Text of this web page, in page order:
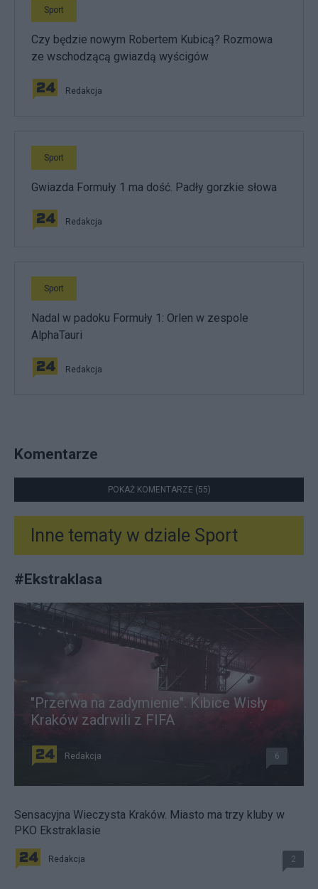
Sport
Czy będzie nowym Robertem Kubicą? Rozmowa
ze wschodzącą gwiazdą wyścigów
Redakcja
Sport
Gwiazda Formuły 1 ma dość. Padły gorzkie słowa
Redakcja
Sport
Nadal w padoku Formuły 1: Orlen w zespole
AlphaTauri
Redakcja
Komentarze
POKAŻ KOMENTARZE (55)
Inne tematy w dziale Sport
#Ekstraklasa
"Przerwa na zadymienie". Kibice Wisły
Kraków zadrwili z FIFA
Redakcja 6
Sensacyjna Wieczysta Kraków. Miasto ma trzy kluby w
PKO Ekstraklasie
Redakcja 2